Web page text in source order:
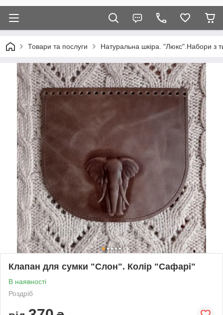
Товари та послуги Натуральна шкіра. "Люкс".Набори з
Клапан для сумки "Слон". Колір "Сафарі"
В наявності
Роздріб